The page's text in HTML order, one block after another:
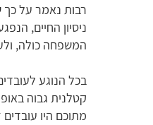
רבות נאמר על כך
ניסיון החיים,
המשפחה כולה,
בכל הנוגע
מתוכם היו עובדים